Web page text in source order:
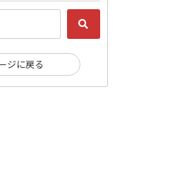
ジに戻る